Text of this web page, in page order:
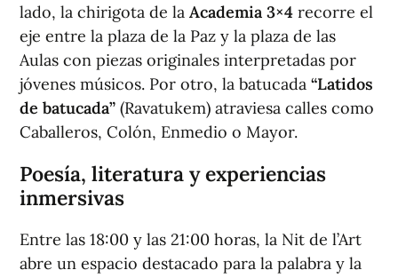
lado, la chirigota de la Academia 3×4 recorre el
eje entre la plaza de la Paz y la plaza de las
Aulas con piezas originales interpretadas por
jóvenes músicos. Por otro, la batucada “Latidos
de batucada” (Ravatukem) atraviesa calles como
Caballeros, Colón, Enmedio o Mayor.
Poesía, literatura y experiencias
inmersivas
Entre las 18:00 y las 21:00 horas, la Nit de l’Art
abre un espacio destacado para la palabra y la